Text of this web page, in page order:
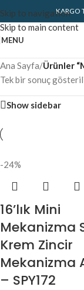
Skip to navigation
Skip to main content
KARGO
MENU
Ana Sayfa/Ürünler
Tek bir sonuç
Show sidebar
-24%
16’lık Mini
Mekanizma
Krem Zincir
Mekanizma
– SPY172